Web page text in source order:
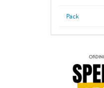
Pack